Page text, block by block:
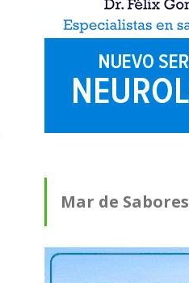
Mar de Sabores